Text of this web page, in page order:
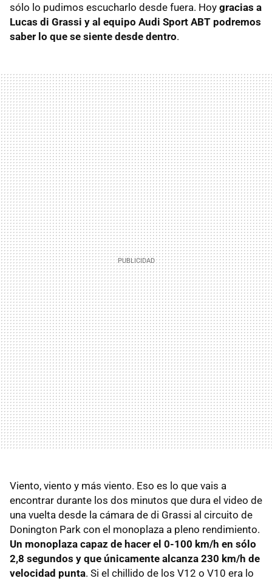
sólo lo pudimos escucharlo desde fuera. Hoy gracias a
Lucas di Grassi y al equipo Audi Sport ABT podremos
saber lo que se siente desde dentro.
Viento, viento y más viento. Eso es lo que vais a
encontrar durante los dos minutos que dura el video de
una vuelta desde la cámara de di Grassi al circuito de
Donington Park con el monoplaza a pleno rendimiento.
Un monoplaza capaz de hacer el 0-100 km/h en sólo
2,8 segundos y que únicamente alcanza 230 km/h de
velocidad punta. Si el chillido de los V12 o V10 era lo